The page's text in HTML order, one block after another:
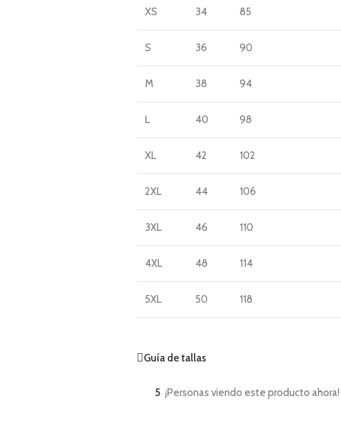
XS 34 85
S 36 90
M 38 94
L 40 98
XL 42 102
2XL 44 106
3XL 46 110
4XL 48 114
5XL 50 118
Guía de tallas
5 ¡Personas viendo este producto ahora!